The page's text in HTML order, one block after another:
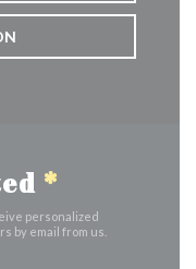
*
personalized
by email from us.